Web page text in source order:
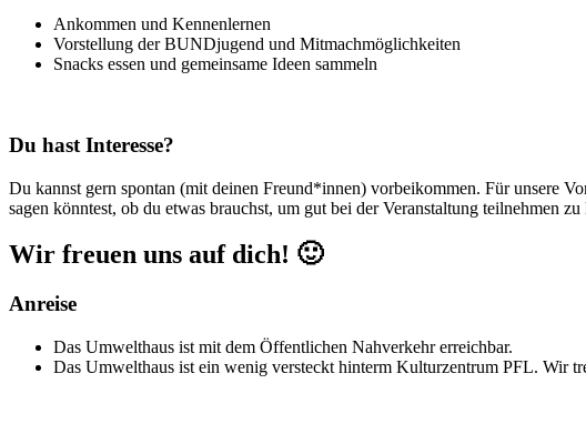
Ankommen und Kennenlernen
Vorstellung der BUNDjugend und Mitmachmöglichkeiten
Snacks essen und gemeinsame Ideen sammeln
Du hast Interesse?
Du kannst gern spontan (mit deinen Freund*innen) vorbeikommen. Für unsere
sagen könntest, ob du etwas brauchst, um gut bei der Veranstaltung teilnehmen
Wir freuen uns auf dich! 🙂
Anreise
Das Umwelthaus ist mit dem Öffentlichen Nahverkehr erreichbar.
Das Umwelthaus ist ein wenig versteckt hinterm Kulturzentrum PFL. Wir